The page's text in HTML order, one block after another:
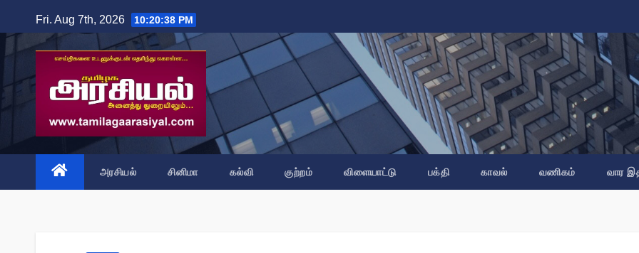
to
content
Fri. Aug 7th, 2026 10:20:39 PM
அரசியல் சினிமா கல்வி குற்றம் விளையாட்டு பக்தி காவல் வணிகம் வார